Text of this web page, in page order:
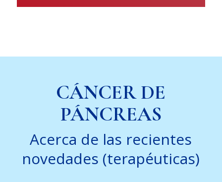
CÁNCER DE
PÁNCREAS
Acerca de las recientes
novedades (terapéuticas)